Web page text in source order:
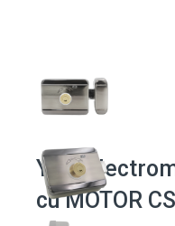
Yala
cu MOTOR